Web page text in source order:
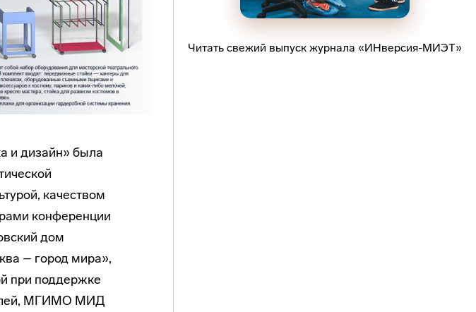
и дизайн» была
качеством
конференции
дом
– город мира»,
при поддержке
МГИМО МИД
Читать свежий выпуск журнала «ИНверсия-МИЭТ»